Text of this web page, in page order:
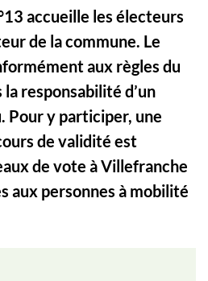
accueille les électeurs
de la commune. Le
aux règles du
responsabilité d’un
Pour y participer, une
de validité est
de vote à Villefranche
aux personnes à mobilité